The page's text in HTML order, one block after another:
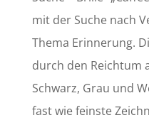
mit der Suche nach
Thema Erinnerung.
durch den Reichtum
Schwarz, Grau und
fast wie feinste